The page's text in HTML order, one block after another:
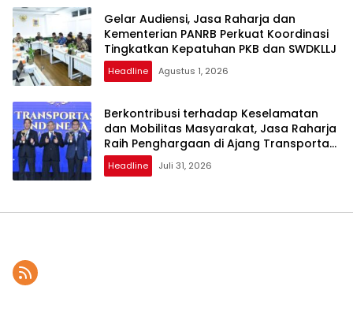
Gelar Audiensi, Jasa Raharja dan
Kementerian PANRB Perkuat Koordinasi
Tingkatkan Kepatuhan PKB dan SWDKLLJ
Headline Agustus 1, 2026
Berkontribusi terhadap Keselamatan
dan Mobilitas Masyarakat, Jasa Raharja
Raih Penghargaan di Ajang Transportasi
Indonesia Awards 2026
Headline Juli 31, 2026